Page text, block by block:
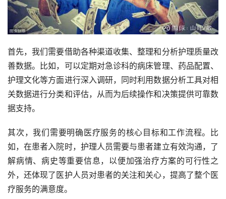
首先，我们需要借助各种渠道收集、整理和分析护理质量改
善数据。比如，可以定期对急诊科的病床管理、药品配置、
护理文化等方面进行深入调研，同时利用数据分析工具对相
关数据进行分类和评估，从而为后续操作和决策提供可靠数
据支持。
其次，我们需要明确医疗服务的核心目标和工作流程。比
如，在患者入院时，护理人员需要与患者建立有效沟通，了
解病情、病史等重要信息，以便加强治疗方案的可行性之
外，还体现了医护人员对患者的关注和关心，提高了整个医
疗服务的满意度。